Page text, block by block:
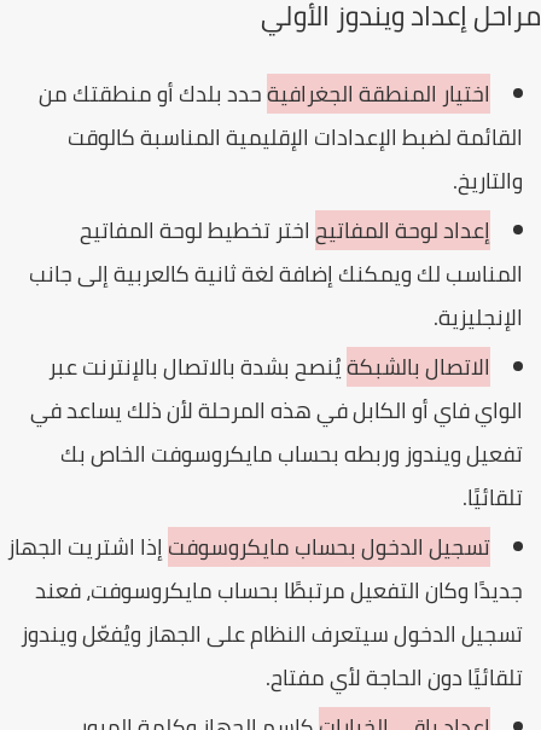
إعداد ويندوز الأولي
اختيار المنطقة الجغرافيةحدد بلدك أو منطقتك من
لضبط الإعدادات الإقليمية المناسبة كالوقت
إعداد لوحة المفاتيحاختر تخطيط لوحة المفاتيح
لك ويمكنك إضافة لغة ثانية كالعربية إلى جانب
الاتصال بالشبكةيُنصح بشدة بالاتصال بالإنترنت عبر
فاي أو الكابل في هذه المرحلة لأن ذلك يساعد في
ويندوز وربطه بحساب مايكروسوفت الخاص بك
تسجيل الدخول بحساب مايكروسوفتإذا اشتريت الجهاز
وكان التفعيل مرتبطًا بحساب مايكروسوفت، فعند
الدخول سيتعرف النظام على الجهاز ويُفعّل ويندوز
دون الحاجة لأي مفتاح.